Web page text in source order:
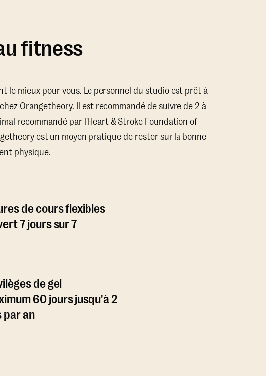
fitness
le mieux pour vous. Le personnel du studio est prêt à
Orangetheory. Il est recommandé de suivre de 2 à
recommandé par l'Heart & Stroke Foundation of
est un moyen pratique de rester sur la bonne
physique.
de cours flexibles
7 jours sur 7
de gel
60 jours jusqu'à 2
par an